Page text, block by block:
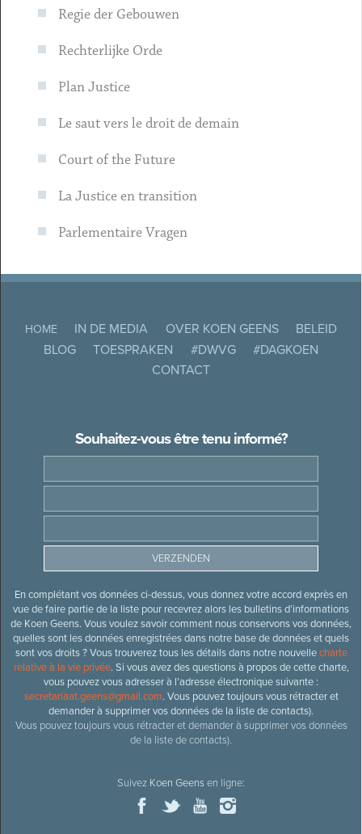
Regie der Gebouwen
Rechterlijke Orde
Plan Justice
Le saut vers le droit de demain
Court of the Future
La Justice en transition
Parlementaire Vragen
HOME IN DE MEDIA OVER KOEN GEENS
BELEID
BLOG
TOESPRAKEN #DWVG
#DAGKOEN
CONTACT
Souhaitez-vous être tenu informé?
En complétant vos données ci-dessus, vous donnez votre accord exprès en
vue de faire partie de la liste pour recevrez alors les bulletins d’informations
de Koen Geens. Vous voulez savoir comment nous conservons vos données,
quelles sont les données enregistrées dans notre base de données et quels
sont vos droits ? Vous trouverez tous les détails dans notre nouvellecharte
relative à la vie privée. Si vous avez des questions à propos de cette charte,
vous pouvez vous adresser à l’adresse électronique suivante :
secretariaat.geens@gmail.com. Vous pouvez toujours vous rétracter et
demander à supprimer vos données de la liste de contacts).
Vous pouvez toujours vous rétracter et demander à supprimer vos données
de la liste de contacts).
Suivez Koen Geensen ligne: